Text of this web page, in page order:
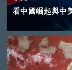
看中國崛起與中